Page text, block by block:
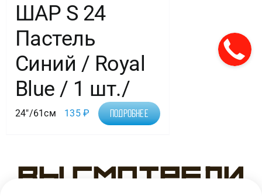
ШАР S 24
Пастель
Синий / Royal
Blue / 1 шт./
24"/61см 135₽ Подробнее
Вы смотрели